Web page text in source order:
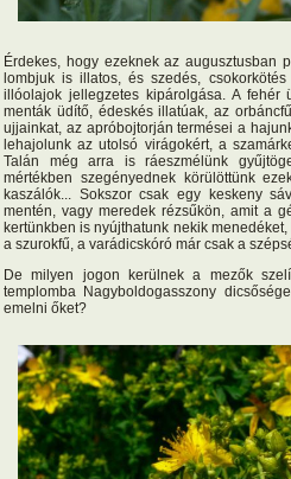
Érdekes, hogy ezeknek az augusztusban
lombjuk is illatos, és szedés,
illóolajok jellegzetes kipárolgása. A fehér
menták üdítő, édeskés illatúak, az
ujjainkat, az apróbojtorján termései a
lehajolunk az utolsó virágokért, a
Talán még arra is ráeszmélünk
mértékben szegényednek körülöttünk
kaszálók... Sokszor csak egy keskeny
mentén, vagy meredek rézsűkön, amit a
kertünkben is nyújthatunk nekik
a szurokfű, a varádicskóró már csak a
De milyen jogon kerülnek a mezők
templomba Nagyboldogasszony
emelni őket?